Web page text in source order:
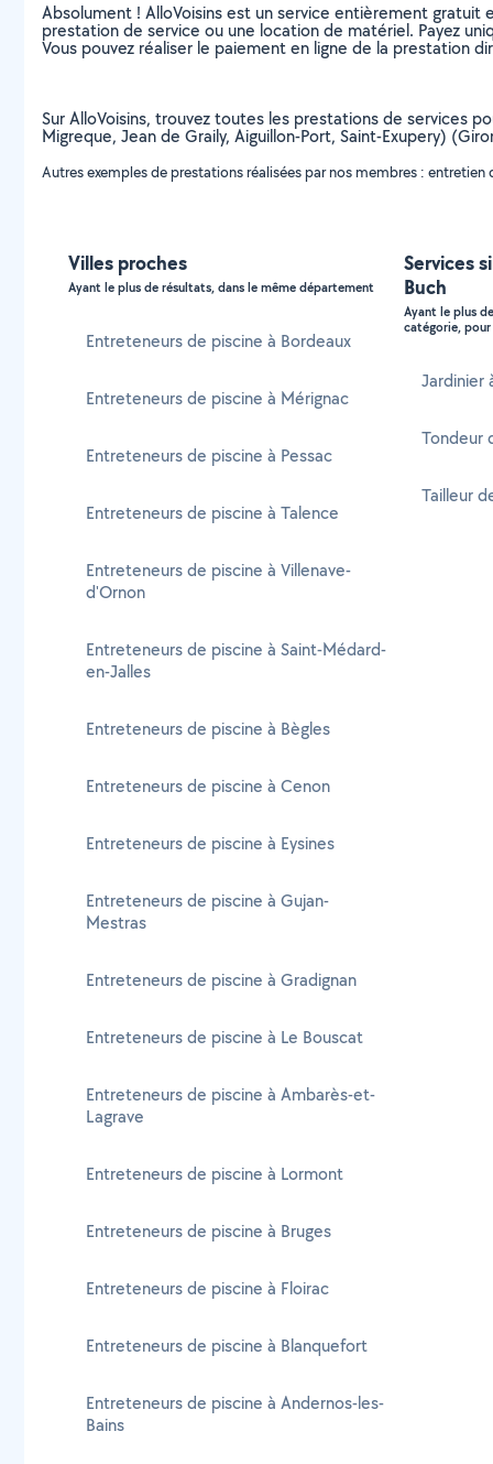
Absolument ! AlloVoisins est un service entièrement gratuit
prestation de service ou une location de matériel. Payez
Vous pouvez réaliser le paiement en ligne de la prestation
Sur AlloVoisins, trouvez toutes les prestations de services
Migreque, Jean de Graily, Aiguillon-Port, Saint-Exupery)
Autres exemples de prestations réalisées par nos membres :
Villes proches
Ayant le plus de résultats, dans le même département
Entreteneurs de piscine à Bordeaux
Entreteneurs de piscine à Mérignac
Entreteneurs de piscine à Pessac
Entreteneurs de piscine à Talence
Entreteneurs de piscine à Villenave-
d'Ornon
Entreteneurs de piscine à Saint-Médard-
en-Jalles
Entreteneurs de piscine à Bègles
Entreteneurs de piscine à Cenon
Entreteneurs de piscine à Eysines
Entreteneurs de piscine à Gujan-
Mestras
Entreteneurs de piscine à Gradignan
Entreteneurs de piscine à Le Bouscat
Entreteneurs de piscine à Ambarès-et-
Lagrave
Entreteneurs de piscine à Lormont
Entreteneurs de piscine à Bruges
Entreteneurs de piscine à Floirac
Entreteneurs de piscine à Blanquefort
Entreteneurs de piscine à Andernos-les-
Bains
Services
Buch
Ayant le plus
catégorie,
Jardinier
Tondeur
Tailleur